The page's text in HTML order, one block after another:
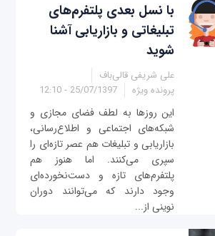
با نسل بعدی پلتفرم‌های
تبلیغاتی و بازاریابی آشنا
شوید
علی شریفی قالی‌باف
پرونده ویژه
25/07/1397 - 12:10
این روزها به لطف فضای مجازی و
شبکه‌های اجتماعی و اطلاع‌رسانی،
بازاریابی و تبلیغات هم ‌عصر تازه‌ای را
سپری می‌کنند. اما هنوز هم
پلتفرم‌های تازه و دست‌نخورده‌ای
وجود دارند که می‌توانند دوران
نوینی از...